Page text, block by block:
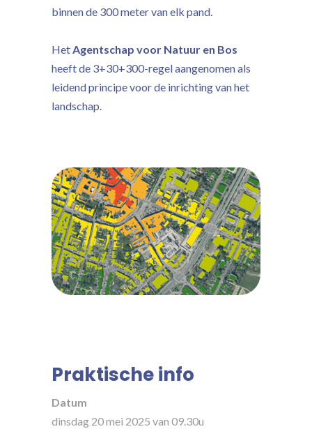
binnen de 300 meter van elk pand.
HetAgentschap voor Natuur en Bos
heeft de 3+30+300-regel aangenomen als
leidend principe voor de inrichting van het
landschap.
Praktische info
Datum
dinsdag 20 mei 2025 van 09.30u